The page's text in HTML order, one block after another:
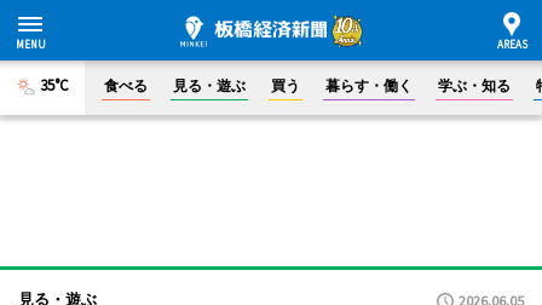
35°C 食べる 見る・遊ぶ 買う 暮らす・働く 学ぶ・知る
見る・遊ぶ 2026.06.05